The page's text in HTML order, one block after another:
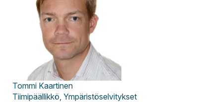
Tommi Kaartinen
Tiimipäällikkö, Ympäristöselvitykset